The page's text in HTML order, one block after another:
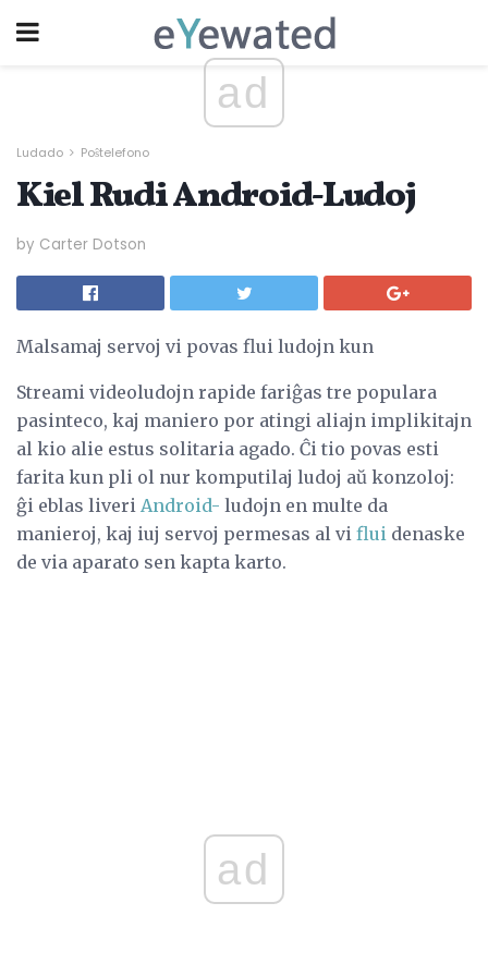
ad
Ludado Poŝtelefono
Kiel Rudi Android-Ludoj
by Carter Dotson
Malsamaj servoj vi povas flui ludojn kun
Streami videoludojn rapide fariĝas tre populara
pasinteco, kaj maniero por atingi aliajn implikitajn
al kio alie estus solitaria agado. Ĉi tio povas esti
farita kun pli ol nur komputilaj ludoj aŭ konzoloj:
ĝi eblas liveri Android- ludojn en multe da
manieroj, kaj iuj servoj permesas al vi flui denaske
de via aparato sen kapta karto.
ad